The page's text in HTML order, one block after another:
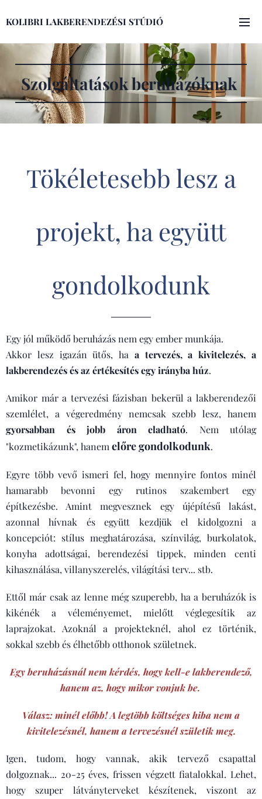
KOLIBRI LAKBERENDEZÉSI STÚDIÓ
Szolgáltatások beruházóknak
Tökéletesebb lesz a
projekt, ha együtt
gondolkodunk
Egy jól működő beruházás nem egy ember munkája.
Akkor lesz igazán ütős, ha a tervezés, a kivitelezés, a
lakberendezés és az értékesítés egy irányba húz.
Amikor már a tervezési fázisban bekerül a lakberendezői
szemlélet, a végeredmény nemcsak szebb lesz, hanem
gyorsabban és jobb áron eladható. Nem utólag
"kozmetikázunk", hanem előre gondolkodunk.
Egyre több vevő ismeri fel, hogy mennyire fontos minél
hamarabb bevonni egy rutinos szakembert egy
építkezésbe. Amint megvesznek egy újépítésű lakást,
azonnal hívnak és együtt kezdjük el kidolgozni a
koncepciót: stílus meghatározása, színvilág, burkolatok,
konyha adottságai, berendezési tippek, minden centi
kihasználása, villanyszerelés, világítási terv... stb.
Ettől már csak az lenne még szuperebb, ha a beruházók is
kikénék a véleményemet, mielőtt véglegesítik az
laprajzokat. Azoknál a projekteknél, ahol ez történik,
sokkal szebb és élhetőbb otthonok születnek.
Egy beruházásnál nem kérdés, hogy kell-e lakberendező,
hanem az, hogy mikor vonjuk be.
Válasz: minél előbb! A legtöbb költséges hiba nem a
kivitelezésnél, hanem a tervezésnél születik meg.
Igen, tudom, hogy vannak, akik tervező csapattal
dolgoznak... 20-25 éves, frissen végzett fiatalokkal. Lehet,
hogy szuper látványterveket készítenek, viszont az